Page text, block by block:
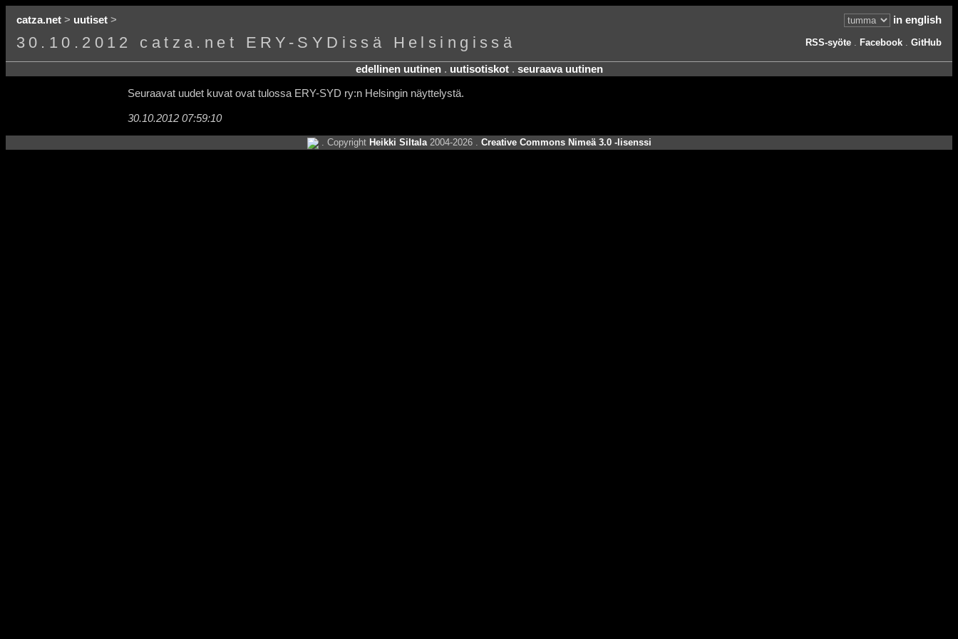
catza.net> uutiset> in english
30.10.2012 catza.net ERY-SYDissä Helsingissä RSS-syöte. Facebook. GitHub
edellinen uutinen. uutisotiskot. seuraava uutinen
Seuraavat uudet kuvat ovat tulossa ERY-SYD ry:n Helsingin näyttelystä.
30.10.2012 07:59:10
. Copyright Heikki Siltala2004-2026 . Creative Commons Nimeä 3.0 -lisenssi